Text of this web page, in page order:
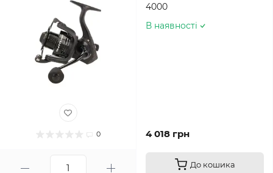
0
4000
В наявності
4 018 грн
До кошика